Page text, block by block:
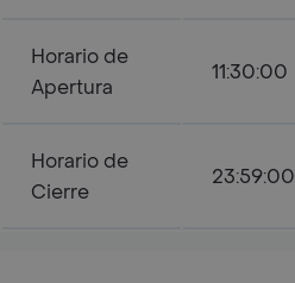
Horario de
Apertura
11:30:00
Horario de
Cierre
23:59:00